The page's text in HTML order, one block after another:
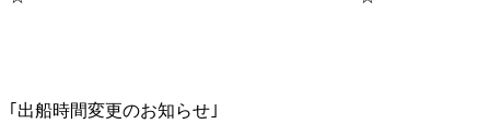
｢出船時間変更のお知らせ｣